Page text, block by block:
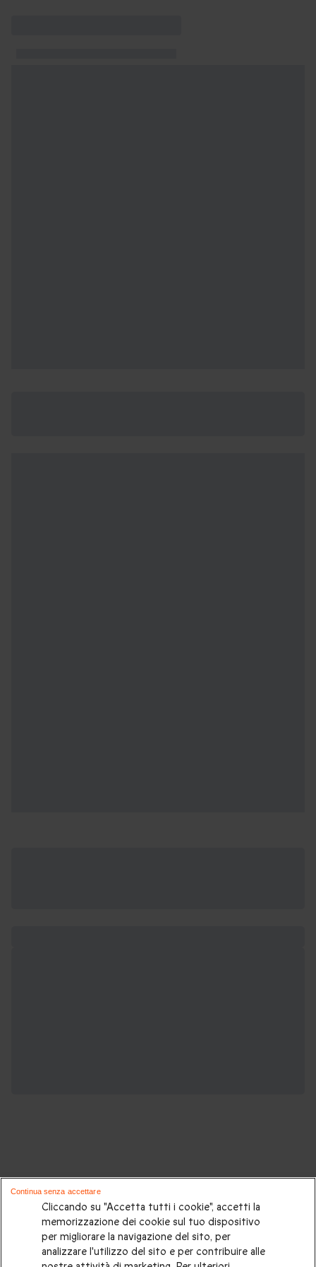
Potrebbero piacerti anche questi cofanetti
regalo:
Cosa regalare?|Idee regalo originali|Perchè regalare una
Cliccando su "Accetta tutti i cookie", accetti la
memorizzazione dei cookie sul tuo dispositivo
per migliorare la navigazione del sito, per
analizzare l'utilizzo del sito e per contribuire alle
Continua senza accettare